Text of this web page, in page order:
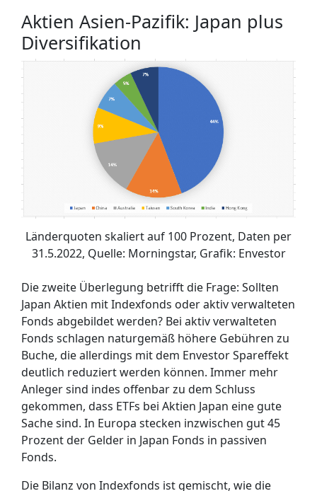
Aktien Asien-Pazifik: Japan plus
Diversifikation
Länderquoten skaliert auf 100 Prozent, Daten per
31.5.2022, Quelle: Morningstar, Grafik: Envestor
Die zweite Überlegung betrifft die Frage: Sollten
Japan Aktien mit Indexfonds oder aktiv verwalteten
Fonds abgebildet werden? Bei aktiv verwalteten
Fonds schlagen naturgemäß höhere Gebühren zu
Buche, die allerdings mit dem Envestor Spareffekt
deutlich reduziert werden können. Immer mehr
Anleger sind indes offenbar zu dem Schluss
gekommen, dass ETFs bei Aktien Japan eine gute
Sache sind. In Europa stecken inzwischen gut 45
Prozent der Gelder in Japan Fonds in passiven
Fonds.
Die Bilanz von Indexfonds ist gemischt, wie die